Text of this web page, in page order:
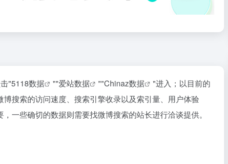
"5118数据 ""爱站数据 ""Chinaz数据
"进入；以目前的
搜索的访问速度、搜索引擎收录以及索引量、用户体验
一些确切的数据则需要找微博搜索的站长进行洽谈提供。